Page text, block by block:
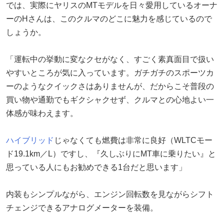
では、実際にヤリスのMTモデルを日々愛用しているオーナ
ーのHさんは、このクルマのどこに魅力を感じているので
しょうか。
「運転中の挙動に変なクセがなく、すごく素真面目で扱い
やすいところが気に入っています。ガチガチのスポーツカ
ーのようなクイックさはありませんが、だからこそ普段の
買い物や通勤でもギクシャクせず、クルマとの心地よい一
体感が味わえます。
ハイブリッド じゃなくても燃費は非常に良好（WLTCモー
ド19.1km／L）ですし、『久しぶりにMT車に乗りたい』と
思っている人にもお勧めできる1台だと思います」
内装もシンプルながら、エンジン回転数を見ながらシフト
チェンジできるアナログメーターを装備。